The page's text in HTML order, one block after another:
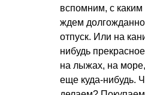
вспомним, с
ждем
отпуск. Или на
нибудь
на лыжах, на
еще куда-нибудь.